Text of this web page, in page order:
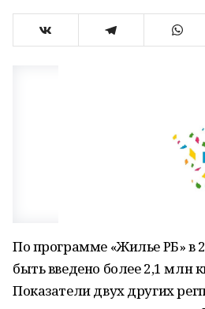
По программе «Жилье РБ» в
быть введено более 2,1 млн
Показатели двух других